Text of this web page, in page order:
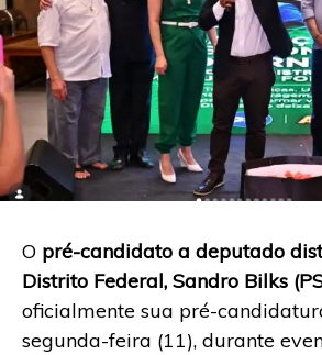
O pré-candidato a deputado
Distrito Federal, Sandro Bilks
oficialmente sua pré-
segunda-feira (11), durante